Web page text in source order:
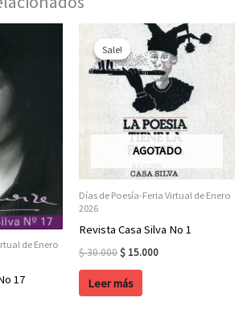
de Enero
17
Sale!
AGOTADO
Sale!
Días de Poesía-Feria Virtual de Enero
2026
Revista Casa Silva No 1
$30.000 Original
was:
$ 30.000.
$ 15.000Current
Leer más